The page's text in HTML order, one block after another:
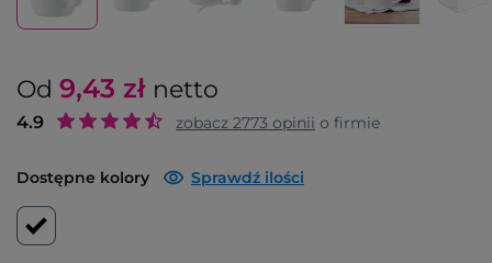
Od 9,43 zł netto
4.9 zobacz 2773 opinii o firmie
Dostępne kolory Sprawdź ilości